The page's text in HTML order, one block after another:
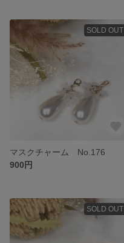
SOLD OUT
マスクチャーム No.176
900円
SOLD OUT